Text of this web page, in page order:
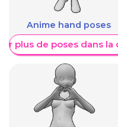
Anime hand poses
plus de poses dans la